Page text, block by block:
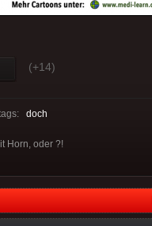
(+14)
doch
Horn, oder ?!